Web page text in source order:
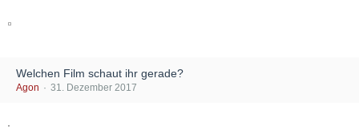
Welchen Film schaut ihr gerade?
Agon 31. Dezember 2017